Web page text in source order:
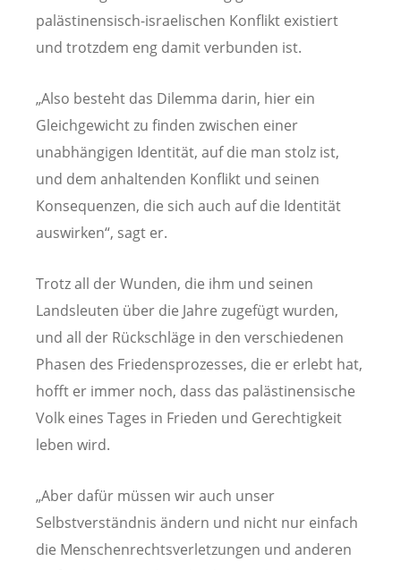
palästinensisch-israelischen Konflikt existiert
und trotzdem eng damit verbunden ist.
„Also besteht das Dilemma darin, hier ein
Gleichgewicht zu finden zwischen einer
unabhängigen Identität, auf die man stolz ist,
und dem anhaltenden Konflikt und seinen
Konsequenzen, die sich auch auf die Identität
auswirken“, sagt er.
Trotz all der Wunden, die ihm und seinen
Landsleuten über die Jahre zugefügt wurden,
und all der Rückschläge in den verschiedenen
Phasen des Friedensprozesses, die er erlebt hat,
hofft er immer noch, dass das palästinensische
Volk eines Tages in Frieden und Gerechtigkeit
leben wird.
„Aber dafür müssen wir auch unser
Selbstverständnis ändern und nicht nur einfach
die Menschenrechtsverletzungen und anderen